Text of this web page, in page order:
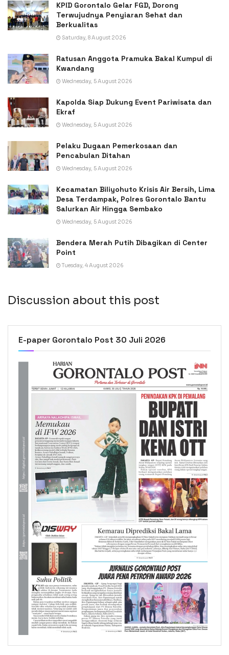
KPID Gorontalo Gelar FGD, Dorong
Terwujudnya Penyiaran Sehat dan
Berkualitas
Saturday, 8 August 2026
Ratusan Anggota Pramuka Bakal Kumpul di
Kwandang
Wednesday, 5 August 2026
Kapolda Siap Dukung Event Pariwisata dan
Ekraf
Wednesday, 5 August 2026
Pelaku Dugaan Pemerkosaan dan
Pencabulan Ditahan
Wednesday, 5 August 2026
Kecamatan Biliyohuto Krisis Air Bersih, Lima
Desa Terdampak, Polres Gorontalo Bantu
Salurkan Air Hingga Sembako
Wednesday, 5 August 2026
Bendera Merah Putih Dibagikan di Center
Point
Tuesday, 4 August 2026
Discussion about this post
E-paper Gorontalo Post 30 Juli 2026